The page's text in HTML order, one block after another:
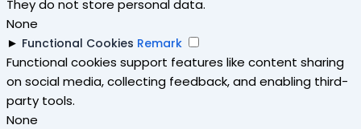
They do not store personal data.
None
► Functional Cookies Remark
Functional cookies support features like content sharing
on social media, collecting feedback, and enabling third-
party tools.
None